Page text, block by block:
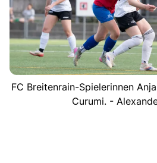
FC Breitenrain-Spielerinnen
Curumi. -